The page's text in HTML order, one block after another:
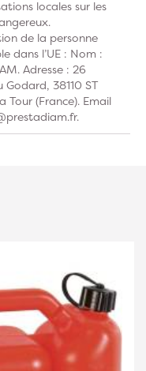
locales sur les
de la personne
dans l’UE : Nom :
Adresse : 26
Godard, 38110 ST
Tour (France). Email